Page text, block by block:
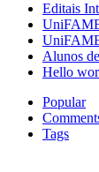
Editais
Alunos
Hello
Popular
Tags